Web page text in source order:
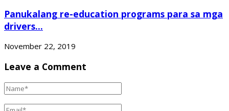
Panukalang re-education programs para sa mga
drivers...
November 22, 2019
Leave a Comment